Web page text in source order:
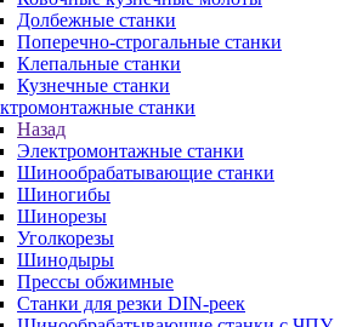
Долбежные станки
Поперечно-строгальные станки
Клепальные станки
Кузнечные станки
станки
Назад
Электромонтажные станки
Шинообрабатывающие станки
Шиногибы
Шинорезы
Уголкорезы
Шинодыры
Прессы обжимные
Станки для резки DIN-реек